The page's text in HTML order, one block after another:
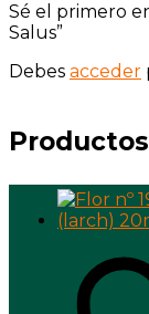
Sé el primero
Salus”
Debes acceder